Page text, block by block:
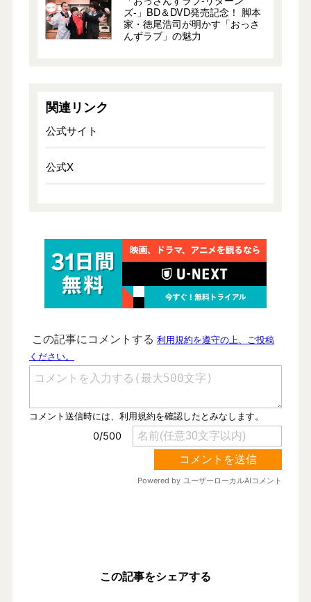
ズ-」BD＆DVD発売記念！ 脚本
家・徳尾浩司が明かす「おっさ
んずラブ」の魅力
関連リンク
公式サイト
公式X
この記事をシェアする